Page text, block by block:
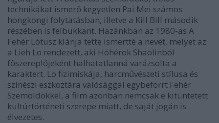
technikákat ismerő kegyetlen Pai Mei számos
hongkongi folytatásban, illetve a Kill Bill második
részében is felbukkant. Hazánkban az 1980-as A
Fehér Lótusz klánja tette ismertté a nevét, melyet az
a Lieh Lo rendezett, aki Hóhérok Shaolinból
főszereplőjeként halhatatlanná varázsolta a
karaktert. Lo fizimiskája, harcművészeti stílusa és
színészi eszköztára valósággal egybeforrt Fehér
Szemöldökkel, a film azonban nemcsak e kitüntetett
kultúrtörténeti szerepe miatt, de saját jogán is
élvezetes.